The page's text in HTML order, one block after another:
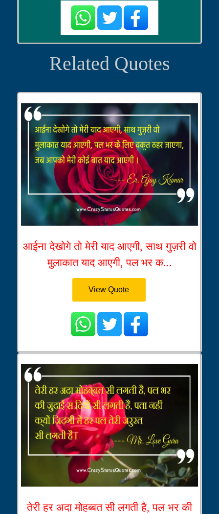
Related Quotes
आईना देखोगे तो मेरी याद आएगी, साथ गुज़री वो
मुलाकात याद आएगी, पल भर क...
View Quote
तेरी हर अदा मोहब्बत सी लगती है, पल भर की